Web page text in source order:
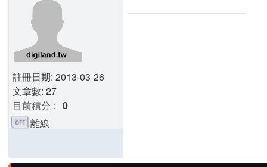
註冊日期: 2013-03-26
文章數: 27
目前積分 : 0
離線